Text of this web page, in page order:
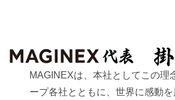
MAGINEXは、本社としてこの理
ープ各社とともに、世界に感動を